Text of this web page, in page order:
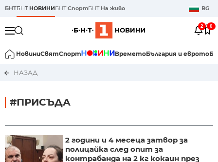
БНТБНТ НОВИНИБНТСпортБНТ На живо BG
2 0
НовиниСвятСпорт ВреметоБългария и еврото
НАЗАД
#ПРИСЪДА
2 години и 4 месеца затвор за
полицайка след опит за
контрабанда на 2 кг кокаин през